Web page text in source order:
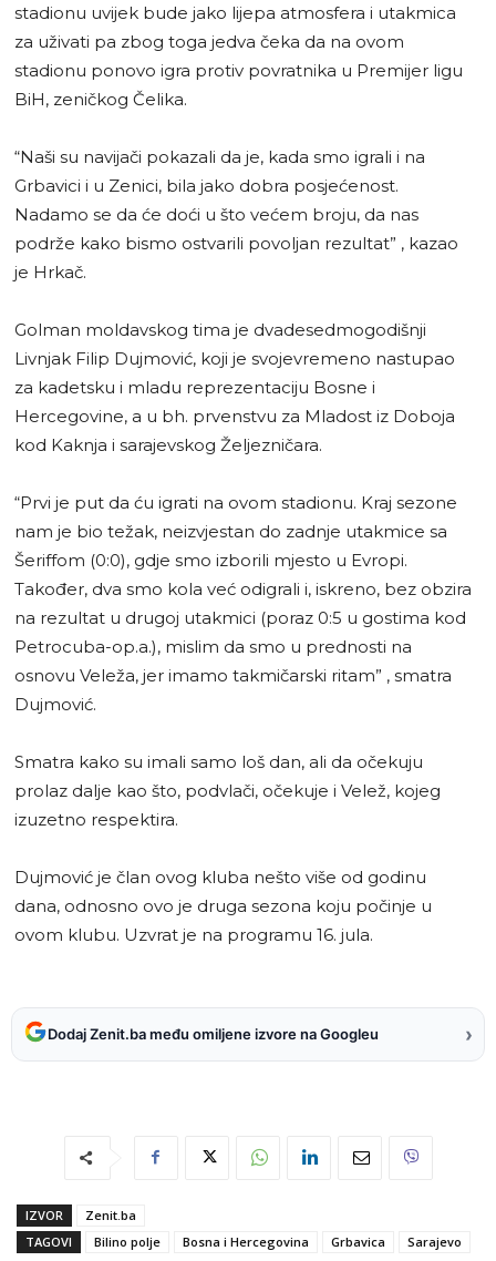
stadionu uvijek bude jako lijepa atmosfera i utakmica
za uživati pa zbog toga jedva čeka da na ovom
stadionu ponovo igra protiv povratnika u Premijer ligu
BiH, zeničkog Čelika.
“Naši su navijači pokazali da je, kada smo igrali i na
Grbavici i u Zenici, bila jako dobra posjećenost.
Nadamo se da će doći u što većem broju, da nas
podrže kako bismo ostvarili povoljan rezultat” , kazao
je Hrkač.
Golman moldavskog tima je dvadesedmogodišnji
Livnjak Filip Dujmović, koji je svojevremeno nastupao
za kadetsku i mladu reprezentaciju Bosne i
Hercegovine, a u bh. prvenstvu za Mladost iz Doboja
kod Kaknja i sarajevskog Željezničara.
“Prvi je put da ću igrati na ovom stadionu. Kraj sezone
nam je bio težak, neizvjestan do zadnje utakmice sa
Šeriffom (0:0), gdje smo izborili mjesto u Evropi.
Također, dva smo kola već odigrali i, iskreno, bez obzira
na rezultat u drugoj utakmici (poraz 0:5 u gostima kod
Petrocuba-op.a.), mislim da smo u prednosti na
osnovu Veleža, jer imamo takmičarski ritam” , smatra
Dujmović.
Smatra kako su imali samo loš dan, ali da očekuju
prolaz dalje kao što, podvlači, očekuje i Velež, kojeg
izuzetno respektira.
Dujmović je član ovog kluba nešto više od godinu
dana, odnosno ovo je druga sezona koju počinje u
ovom klubu. Uzvrat je na programu 16. jula.
Dodaj Zenit.ba među omiljene izvore na Googleu ›
IZVOR
Zenit.ba
TAGOVI
Bilino polje Bosna i Hercegovina Grbavica
Sarajevo